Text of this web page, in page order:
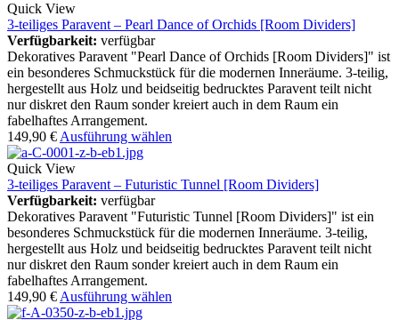
Quick View
3-teiliges Paravent – Pearl Dance of Orchids [Room Dividers]
Verfügbarkeit: verfügbar
Dekoratives Paravent "Pearl Dance of Orchids [Room Dividers]" ist
ein besonderes Schmuckstück für die modernen Inneräume. 3-teilig,
hergestellt aus Holz und beidseitig bedrucktes Paravent teilt nicht
nur diskret den Raum sonder kreiert auch in dem Raum ein
fabelhaftes Arrangement.
149,90 € Ausführung wählen
Quick View
3-teiliges Paravent – Futuristic Tunnel [Room Dividers]
Verfügbarkeit: verfügbar
Dekoratives Paravent "Futuristic Tunnel [Room Dividers]" ist ein
besonderes Schmuckstück für die modernen Inneräume. 3-teilig,
hergestellt aus Holz und beidseitig bedrucktes Paravent teilt nicht
nur diskret den Raum sonder kreiert auch in dem Raum ein
fabelhaftes Arrangement.
149,90 € Ausführung wählen